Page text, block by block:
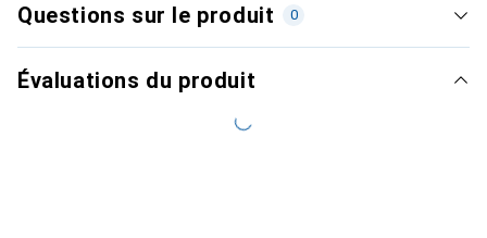
Questions sur le produit 0
Évaluations du produit